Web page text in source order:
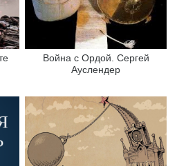
Война с Ордой. Сергей
Ауслендер